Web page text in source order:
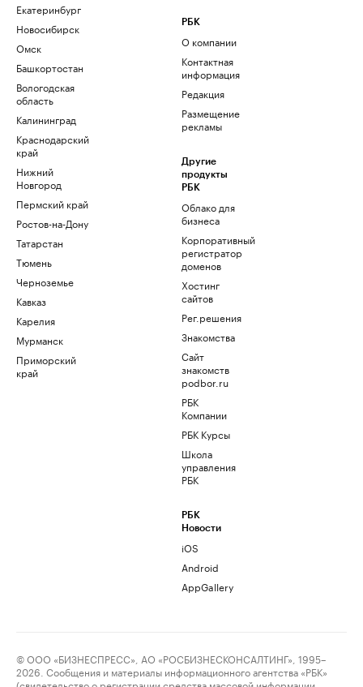
Екатеринбург
Новосибирск
Омск
Башкортостан
Вологодская
область
Калининград
Краснодарский
край
Нижний
Новгород
Пермский край
Ростов-на-Дону
Татарстан
Тюмень
Черноземье
Кавказ
Карелия
Мурманск
Приморский
край
РБК
О компании
Контактная
информация
Редакция
Размещение
рекламы
Другие
продукты
РБК
Облако для
бизнеса
Корпоративный
регистратор
доменов
Хостинг
сайтов
Рег.решения
Знакомства
Сайт
знакомств
podbor.ru
РБК
Компании
РБК Курсы
Школа
управления
РБК
РБК
Новости
iOS
Android
AppGallery
© ООО «БИЗНЕСПРЕСС», АО «РОСБИЗНЕСКОНСАЛТИНГ», 1995–
2026. Сообщения и материалы информационного агентства «РБК»